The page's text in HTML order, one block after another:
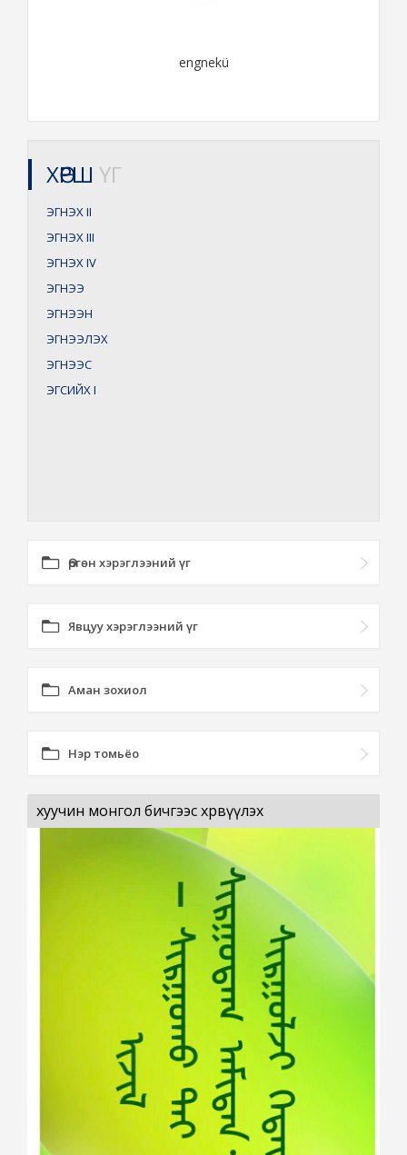
engnekü
ХӨРШ ҮГ
ЭГНЭХII
ЭГНЭХIII
ЭГНЭХIV
ЭГНЭЭ
ЭГНЭЭН
ЭГНЭЭЛЭХ
ЭГНЭЭС
ЭГСИЙХI
Өргөн хэрэглээний үг
Явцуу хэрэглээний үг
Аман зохиол
Нэр томьёо
хуучин монгол бичгээс хөрвүүлэх